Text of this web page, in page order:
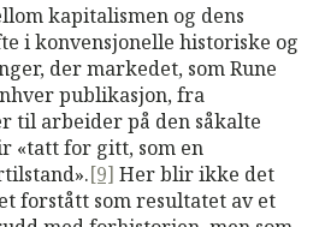
kapitalismen og dens
i konvensjonelle historiske og
der markedet, som Rune
publikasjon, fra
til arbeider på den såkalte
«tatt for gitt, som en
[9] Her blir ikke det
forstått som resultatet av et